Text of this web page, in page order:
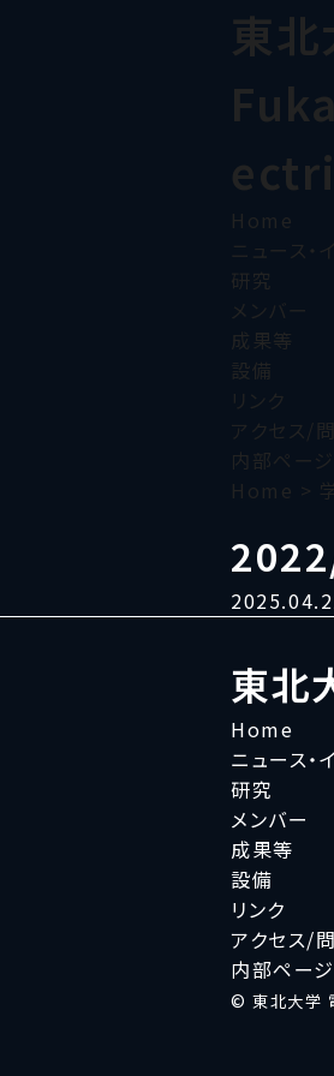
東
Home
ニュース・
研究
メンバー
成果等
設備
リンク
アクセス/
内部ページ
Home >
東北
Home
ニュース・
研究
メンバー
成果等
設備
リンク
アクセス/
内部ページ
© 東北大学